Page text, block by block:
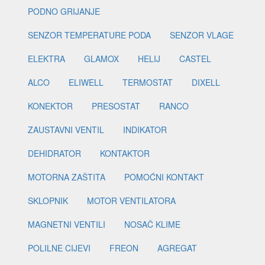
PODNO GRIJANJE
SENZOR TEMPERATURE PODA
SENZOR VLAGE
ELEKTRA
GLAMOX HELIJ
CASTEL
ALCO
ELIWELL TERMOSTAT
DIXELL
KONEKTOR
PRESOSTAT
RANCO
ZAUSTAVNI VENTIL
INDIKATOR
DEHIDRATOR
KONTAKTOR
MOTORNA ZAŠTITA
POMOĆNI KONTAKT
SKLOPNIK
MOTOR VENTILATORA
MAGNETNI VENTILI
NOSAČ KLIME
POLILNE CIJEVI
FREON
AGREGAT